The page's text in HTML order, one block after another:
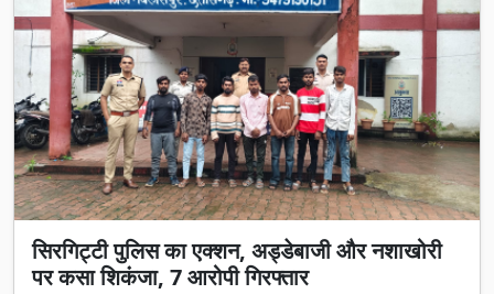
सिरगिट्टी पुलिस का एक्शन, अड्डेबाजी और नशाखोरी
पर कसा शिकंजा, 7 आरोपी गिरफ्तार